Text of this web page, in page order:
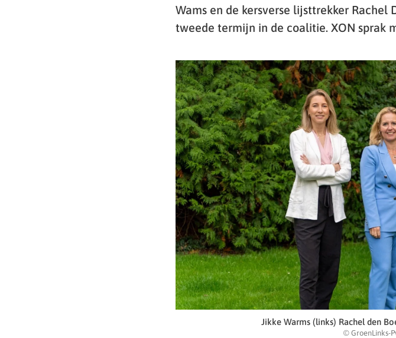
Wams en de kersverse lijsttrekker Rachel
tweede termijn in de coalitie. XON sprak
Jikke Warms (links) Rachel den
© GroenLinks-